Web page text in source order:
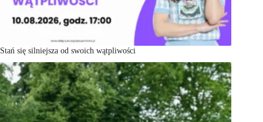
Stań się silniejsza od swoich wątpliwości